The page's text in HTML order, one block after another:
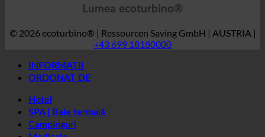
ORDONAT DE
Hotel
SPA | Baie termală
Medicale
Case de pensii
Industrie
Societăți
Reședințe studențești